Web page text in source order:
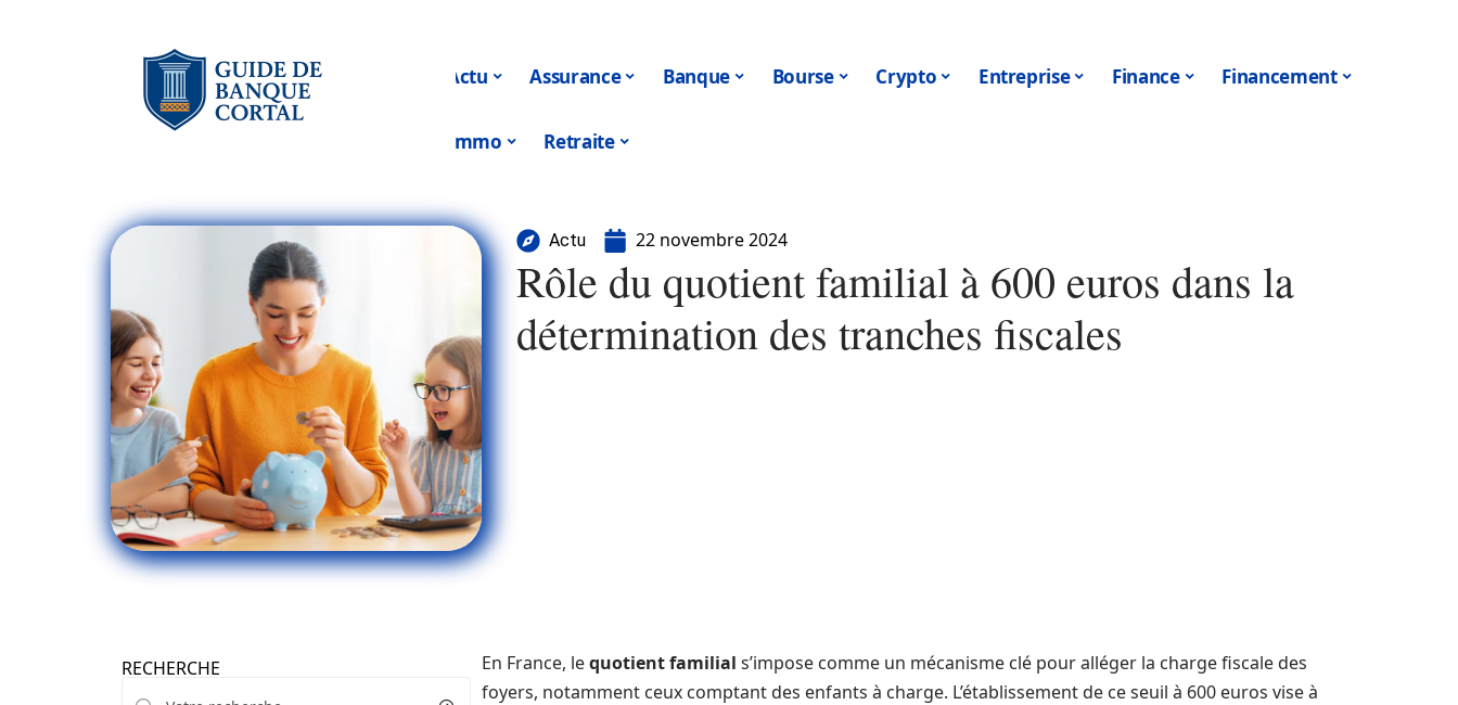
Actu Assurance Banque Bourse Crypto Entreprise Finance Financement
Immo Retraite
Actu 22 novembre 2024
Rôle du quotient familial à 600 euros dans la
détermination des tranches fiscales
RECHERCHE En France, lequotient familial s’impose comme un mécanisme clé pour alléger la charge fiscale des
foyers, notamment ceux comptant des enfants à charge. L’établissement de ce seuil à 600 euros vise à